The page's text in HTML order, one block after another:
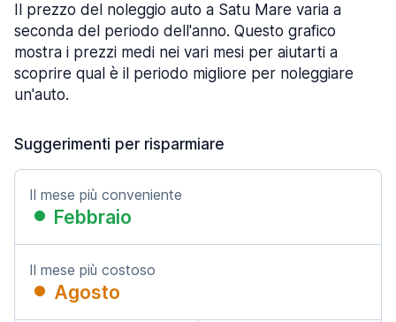
Il prezzo del noleggio auto a Satu Mare varia a
seconda del periodo dell'anno. Questo grafico
mostra i prezzi medi nei vari mesi per aiutarti a
scoprire qual è il periodo migliore per noleggiare
un'auto.
Suggerimenti per risparmiare
Il mese più conveniente
Febbraio
Il mese più costoso
Agosto